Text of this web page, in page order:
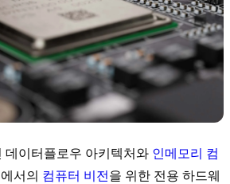
데이터플로우 아키텍처와 인메모리 컴
서의 컴퓨터 비전 을 위한 전용 하드웨